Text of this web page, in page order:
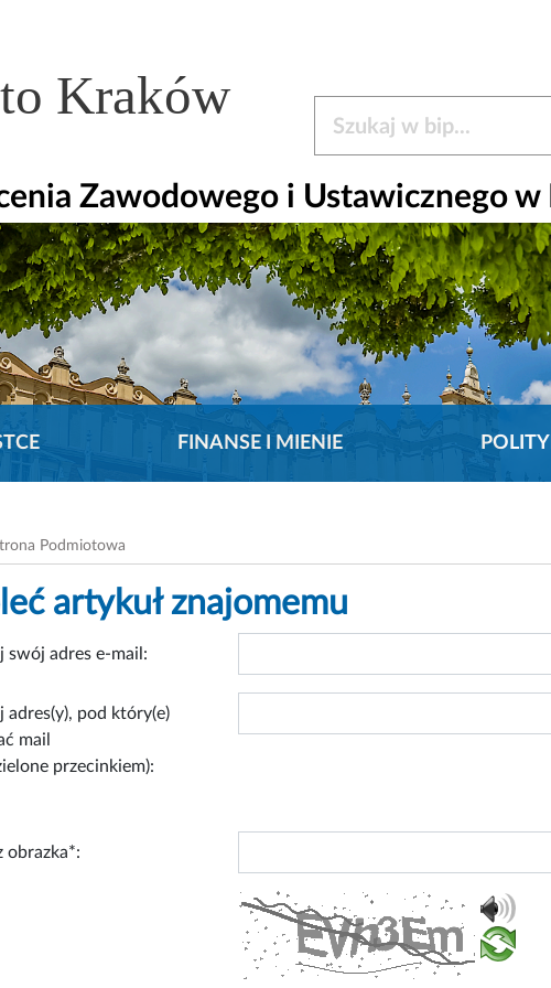
Kraków
Zawodowego i Ustawicznego
FINANSE I MIENIE
Podmiotowa
artykuł znajomemu
swój adres e-mail:
adres(y), pod który(e)
mail
przecinkiem):
obrazka*: